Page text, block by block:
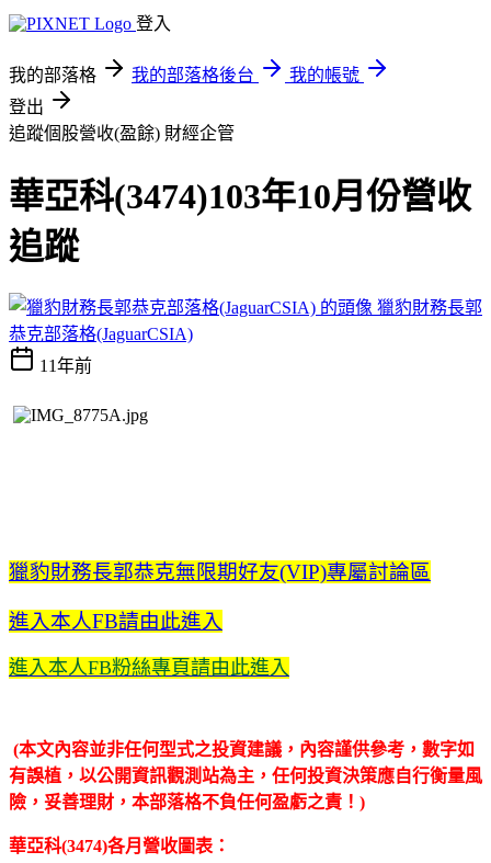
登入
我的部落格 我的部落格後台
我的帳號
登出
追蹤個股營收(盈餘) 財經企管
華亞科(3474)103年10月份營收
追蹤
獵豹財務長郭
恭克部落格(JaguarCSIA)
11年前
獵豹財務長郭恭克無限期好友(VIP)專屬討論區
進入本人FB請由此進入
進入本人FB粉絲專頁請由此進入
(本文內容並非任何型式之投資建議，內容謹供參考，數字如
有誤植，以公開資訊觀測站為主，任何投資決策應自行衡量風
險，妥善理財，本部落格不負任何盈虧之責！)
華亞科(3474)各月營收圖表：